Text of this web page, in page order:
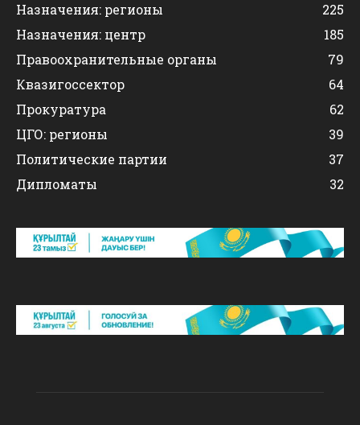
Назначения: регионы
225
Назначения: центр
185
Правоохранительные органы
79
Квазигоссектор
64
Прокуратура
62
ЦГО: регионы
39
Политические партии
37
Дипломаты
32